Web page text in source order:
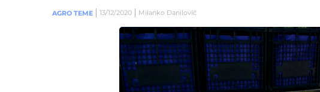
AGRO TEME 13/12/2020 Milanko Danilović